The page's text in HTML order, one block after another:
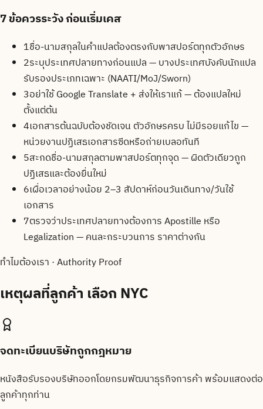
7ข้อควรระวัง ก่อนเริ่มเคส
1ชื่อ-นามสกุลในคำแปลต้องตรงกับพาสปอร์ตทุกตัวอักษร
2ระบุประเทศปลายทางก่อนแปล — บางประเทศบังคับนักแปล
รับรองประเภทเฉพาะ (NAATI/MoJ/Sworn)
3อย่าใช้ Google Translate + ส่งให้เราแก้ — ต้องแปลใหม่
ตั้งแต่ต้น
4เอกสารต้นฉบับต้องชัดเจน ตัวอักษรครบ ไม่มีรอยแก้ไข —
หน่วยงานปฏิเสธเอกสารซีดหรือถ่ายเบลอทันที
5สะกดชื่อ-นามสกุลตามพาสปอร์ตทุกจุด — ผิดตัวเดียวถูก
ปฏิเสธและต้องยื่นใหม่
6เผื่อเวลาอย่างน้อย 2–3 สัปดาห์ก่อนวันเดินทาง/วันใช้
เอกสาร
7ตรวจว่าประเทศปลายทางต้องการ Apostille หรือ
Legalization — คนละกระบวนการ ราคาต่างกัน
ทำไมต้องเรา · Authority Proof
เหตุผลที่ลูกค้า เลือก NYC
จดทะเบียนบริษัทถูกกฎหมาย
หนังสือรับรองบริษัทออกโดยกรมพัฒนาธุรกิจการค้า พร้อมแสดงต่อ
ลูกค้าทุกท่าน